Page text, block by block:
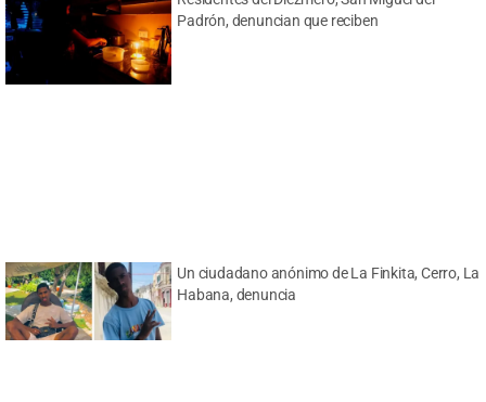
Padrón, denuncian que reciben
Un ciudadano anónimo de La Finkita, Cerro, La
Habana, denuncia